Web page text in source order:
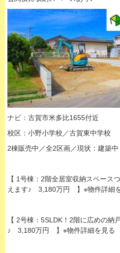
ナビ：古賀市米多比1655付近
校区：小野小学校／古賀東中学校
2棟販売中／全2区画／現状：建築中
【 1号棟：2階全居室収納スペース
えます♪ 3,180万円 】※物件詳細
【 2号棟：5SLDK！2階に広めの納
♪ 3,180万円 】※物件詳細を見る